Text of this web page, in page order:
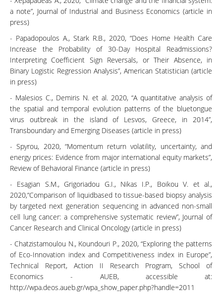
a note”, Journal of Industrial and Business Economics (article in
press)
- Papadopoulos A., Stark R.B., 2020, “Does Home Health Care
Increase the Probability of 30-Day Hospital Readmissions?
Interpreting Coefficient Sign Reversals, or Their Absence, in
Binary Logistic Regression Analysis”, American Statistician (article
in press)
- Malesios C., Demiris N. et al. 2020, “A quantitative analysis of
the spatial and temporal evolution patterns of the bluetongue
virus outbreak in the island of Lesvos, Greece, in 2014”,
Transboundary and Emerging Diseases (article in press)
- Spyrou, 2020, “Momentum return volatility, uncertainty, and
energy prices: Evidence from major international equity markets”,
Review of Behavioral Finance (article in press)
- Esagian S.M., Grigoriadou G.I., Nikas I.P., Boikou V. et al.,
2020,“Comparison of liquidbased to tissue-based biopsy analysis
by targeted next generation sequencing in advanced non-small
cell lung cancer: a comprehensive systematic review”, Journal of
Cancer Research and Clinical Oncology (article in press)
- Chatzistamoulou Ν., Koundouri P., 2020, “Exploring the patterns
of Eco-Innovation index and Competitiveness index in Europe”,
Technical Report, Action II Research Program, School of
Economics - AUEB, accessible at:
http://wpa.deos.aueb.gr/wpa_show_paper.php?handle=2011